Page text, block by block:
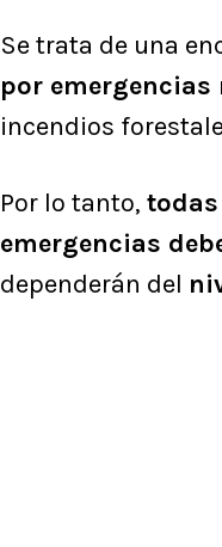
Se trata de una
por emergencias
incendios
Por lo tanto,
emergencias
dependerán del